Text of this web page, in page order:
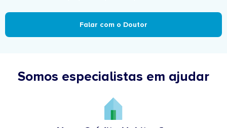
Falar com o Doutor
Somos especialistas em ajudar